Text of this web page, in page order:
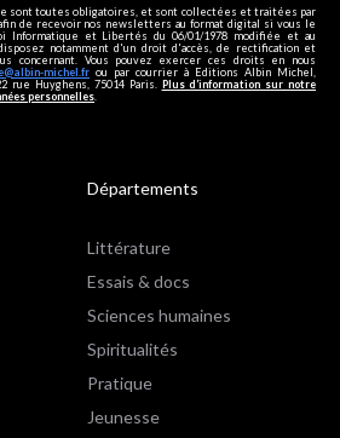
sont toutes obligatoires, et sont collectées et traitées par
de recevoir nos newsletters au format digital si vous le
Informatique et Libertés du 06/01/1978 modifiée et au
notamment d'un droit d'accès, de rectification et
concernant. Vous pouvez exercer ces droits en nous
michel.fr ou par courrier à Editions Albin Michel,
rue Huyghens, 75014 Paris. Plus d’information sur notre
personnelles
Départements
Littérature
Essais & docs
Sciences humaines
Spiritualités
Pratique
Jeunesse